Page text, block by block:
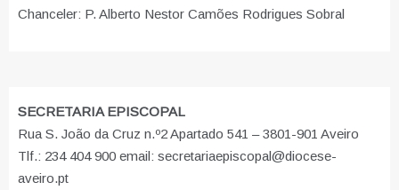
Chanceler: P. Alberto Nestor Camões Rodrigues Sobral
SECRETARIA EPISCOPAL
Rua S. João da Cruz n.º2 Apartado 541 – 3801-901 Aveiro
Tlf.: 234 404 900 email: secretariaepiscopal@diocese-
aveiro.pt